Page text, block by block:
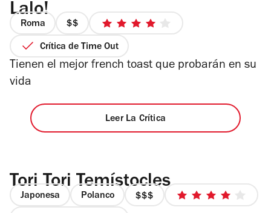
Lalo!
Roma
precio
2
de
4
4
estrellas
Crítica de Time Out
Tienen el mejor french toast que probarán en su
vida
Leer La Crítica
Tori Tori Temístocles
Japonesa Polanco
precio
4